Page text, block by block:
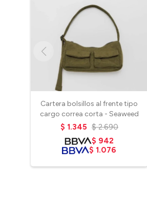
Cartera bolsillos al frente tipo
cargo correa corta - Seaweed
$ 1.345 $ 2.690
$ 942
$ 1.076